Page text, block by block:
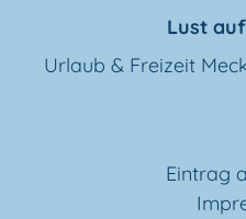
Lust
Urlaub & Freizeit
Eintrag